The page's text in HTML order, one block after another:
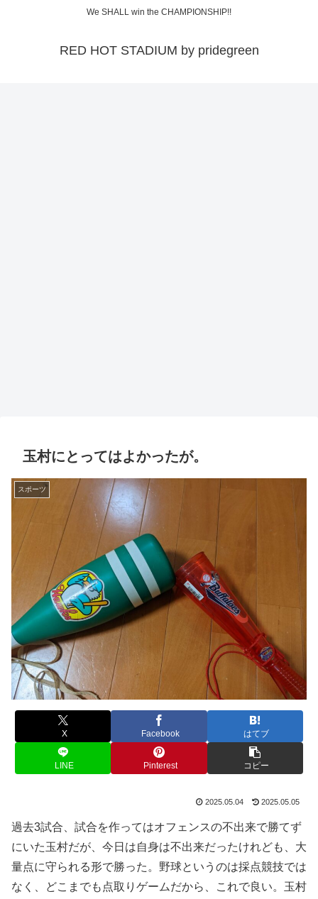
We SHALL win the CHAMPIONSHIP!!
RED HOT STADIUM by pridegreen
玉村にとってはよかったが。
スポーツ
X Facebook はてブ
LINE Pinterest コピー
2025.05.04 2025.05.05
過去3試合、試合を作ってはオフェンスの不出来で勝てず
にいた玉村だが、今日は自身は不出来だったけれども、大
量点に守られる形で勝った。野球というのは採点競技では
なく、どこまでも点取りゲームだから、これで良い。玉村